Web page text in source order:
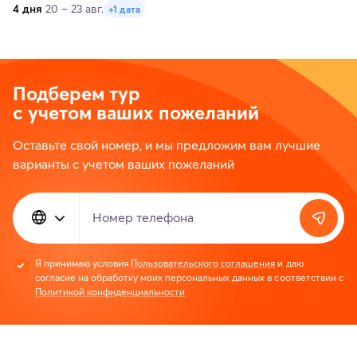
4 дня 20 – 23 авг. +1 дата
Подберем тур
с учетом ваших пожеланий
Оставьте свой номер, и мы предложим вам лучшие
варианты с учетом ваших пожеланий
Номер телефона
Я принимаю условия Пользовательского соглашения и даю
согласие на обработку моих персональных данных в соответствии с
Политикой конфиденциальности